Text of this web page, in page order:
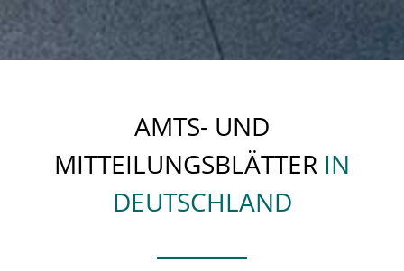
AMTS- UND
MITTEILUNGSBLÄTTER IN
DEUTSCHLAND